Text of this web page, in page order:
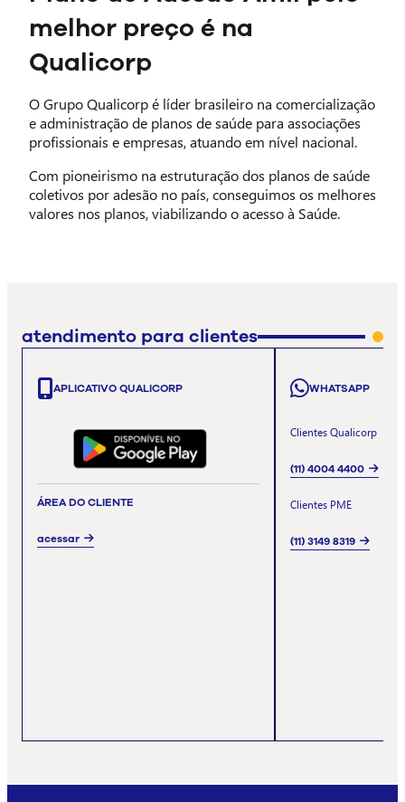
melhor preço é na
Qualicorp
O Grupo Qualicorp é líder brasileiro na comercialização
e administração de planos de saúde para associações
profissionais e empresas, atuando em nível nacional.
Com pioneirismo na estruturação dos planos de saúde
coletivos por adesão no país, conseguimos os melhores
valores nos planos, viabilizando o acesso à Saúde.
atendimento para clientes
APLICATIVO QUALICORP
ÁREA DO CLIENTE
acessar
WHATSAPP
Clientes Qualicorp
(11) 4004 4400
Clientes PME
(11) 3149 8319